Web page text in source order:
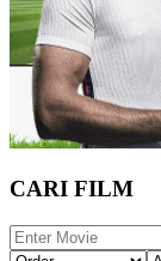
CARI FILM